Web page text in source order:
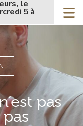
le
5 à musée
lundi 10
pas